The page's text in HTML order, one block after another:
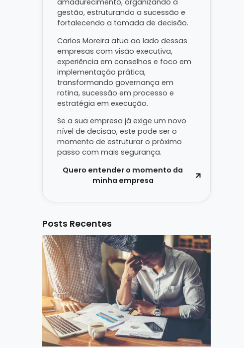
amadurecimento, organizando a
gestão, estruturando a sucessão e
fortalecendo a tomada de decisão.
Carlos Moreira atua ao lado dessas
empresas com visão executiva,
experiência em conselhos e foco em
implementação prática,
transformando governança em
rotina, sucessão em processo e
estratégia em execução.
Se a sua empresa já exige um novo
nível de decisão, este pode ser o
momento de estruturar o próximo
passo com mais segurança.
Quero entender o momento da
minha empresa
Posts Recentes